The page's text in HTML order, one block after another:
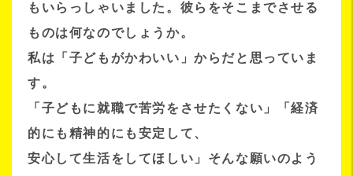
もいらっしゃいました。彼らをそこまでさせる
ものは何なのでしょうか。
私は「子どもがかわいい」からだと思っていま
す。
「子どもに就職で苦労をさせたくない」「経済
的にも精神的にも安定して、
安心して生活をしてほしい」そんな願いのよう